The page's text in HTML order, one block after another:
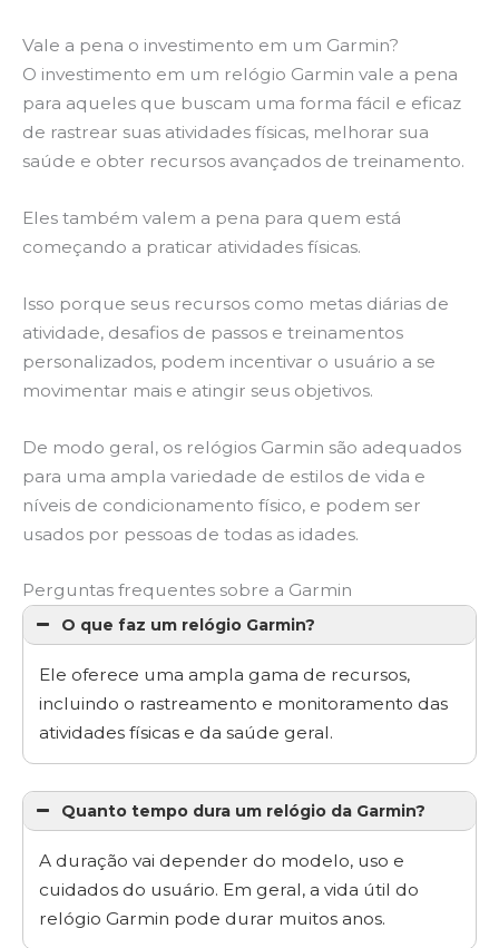
Vale a pena o investimento em um Garmin?
O investimento em um relógio Garmin vale a pena
para aqueles que buscam uma forma fácil e eficaz
de rastrear suas atividades físicas, melhorar sua
saúde e obter recursos avançados de treinamento.
Eles também valem a pena para quem está
começando a praticar atividades físicas.
Isso porque seus recursos como metas diárias de
atividade, desafios de passos e treinamentos
personalizados, podem incentivar o usuário a se
movimentar mais e atingir seus objetivos.
De modo geral, os relógios Garmin são adequados
para uma ampla variedade de estilos de vida e
níveis de condicionamento físico, e podem ser
usados por pessoas de todas as idades.
Perguntas frequentes sobre a Garmin
O que faz um relógio Garmin?
Ele oferece uma ampla gama de recursos,
incluindo o rastreamento e monitoramento das
atividades físicas e da saúde geral.
Quanto tempo dura um relógio da Garmin?
A duração vai depender do modelo, uso e
cuidados do usuário. Em geral, a vida útil do
relógio Garmin pode durar muitos anos.